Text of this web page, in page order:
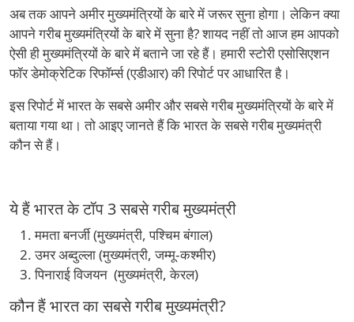
अब तक आपने अमीर मुख्यमंत्रियों के बारे में जरूर सुना होगा। लेकिन क्या
आपने गरीब मुख्यमंत्रियों के बारे में सुना है? शायद नहीं तो आज हम आपको
ऐसी ही मुख्यमंत्रियों के बारे में बताने जा रहे हैं। हमारी स्टोरी एसोसिएशन
फॉर डेमोक्रेटिक रिफॉर्म्स (एडीआर) की रिपोर्ट पर आधारित है।
इस रिपोर्ट में भारत के सबसे अमीर और सबसे गरीब मुख्यमंत्रियों के बारे में
बताया गया था। तो आइए जानते हैं कि भारत के सबसे गरीब मुख्यमंत्री
कौन से हैं।
ये हैं भारत के टॉप 3 सबसे गरीब मुख्यमंत्री
ममता बनर्जी (मुख्यमंत्री, पश्चिम बंगाल)
उमर अब्दुल्ला (मुख्यमंत्री, जम्मू-कश्मीर)
पिनाराई विजयन (मुख्यमंत्री, केरल)
कौन हैं भारत का सबसे गरीब मुख्यमंत्री?